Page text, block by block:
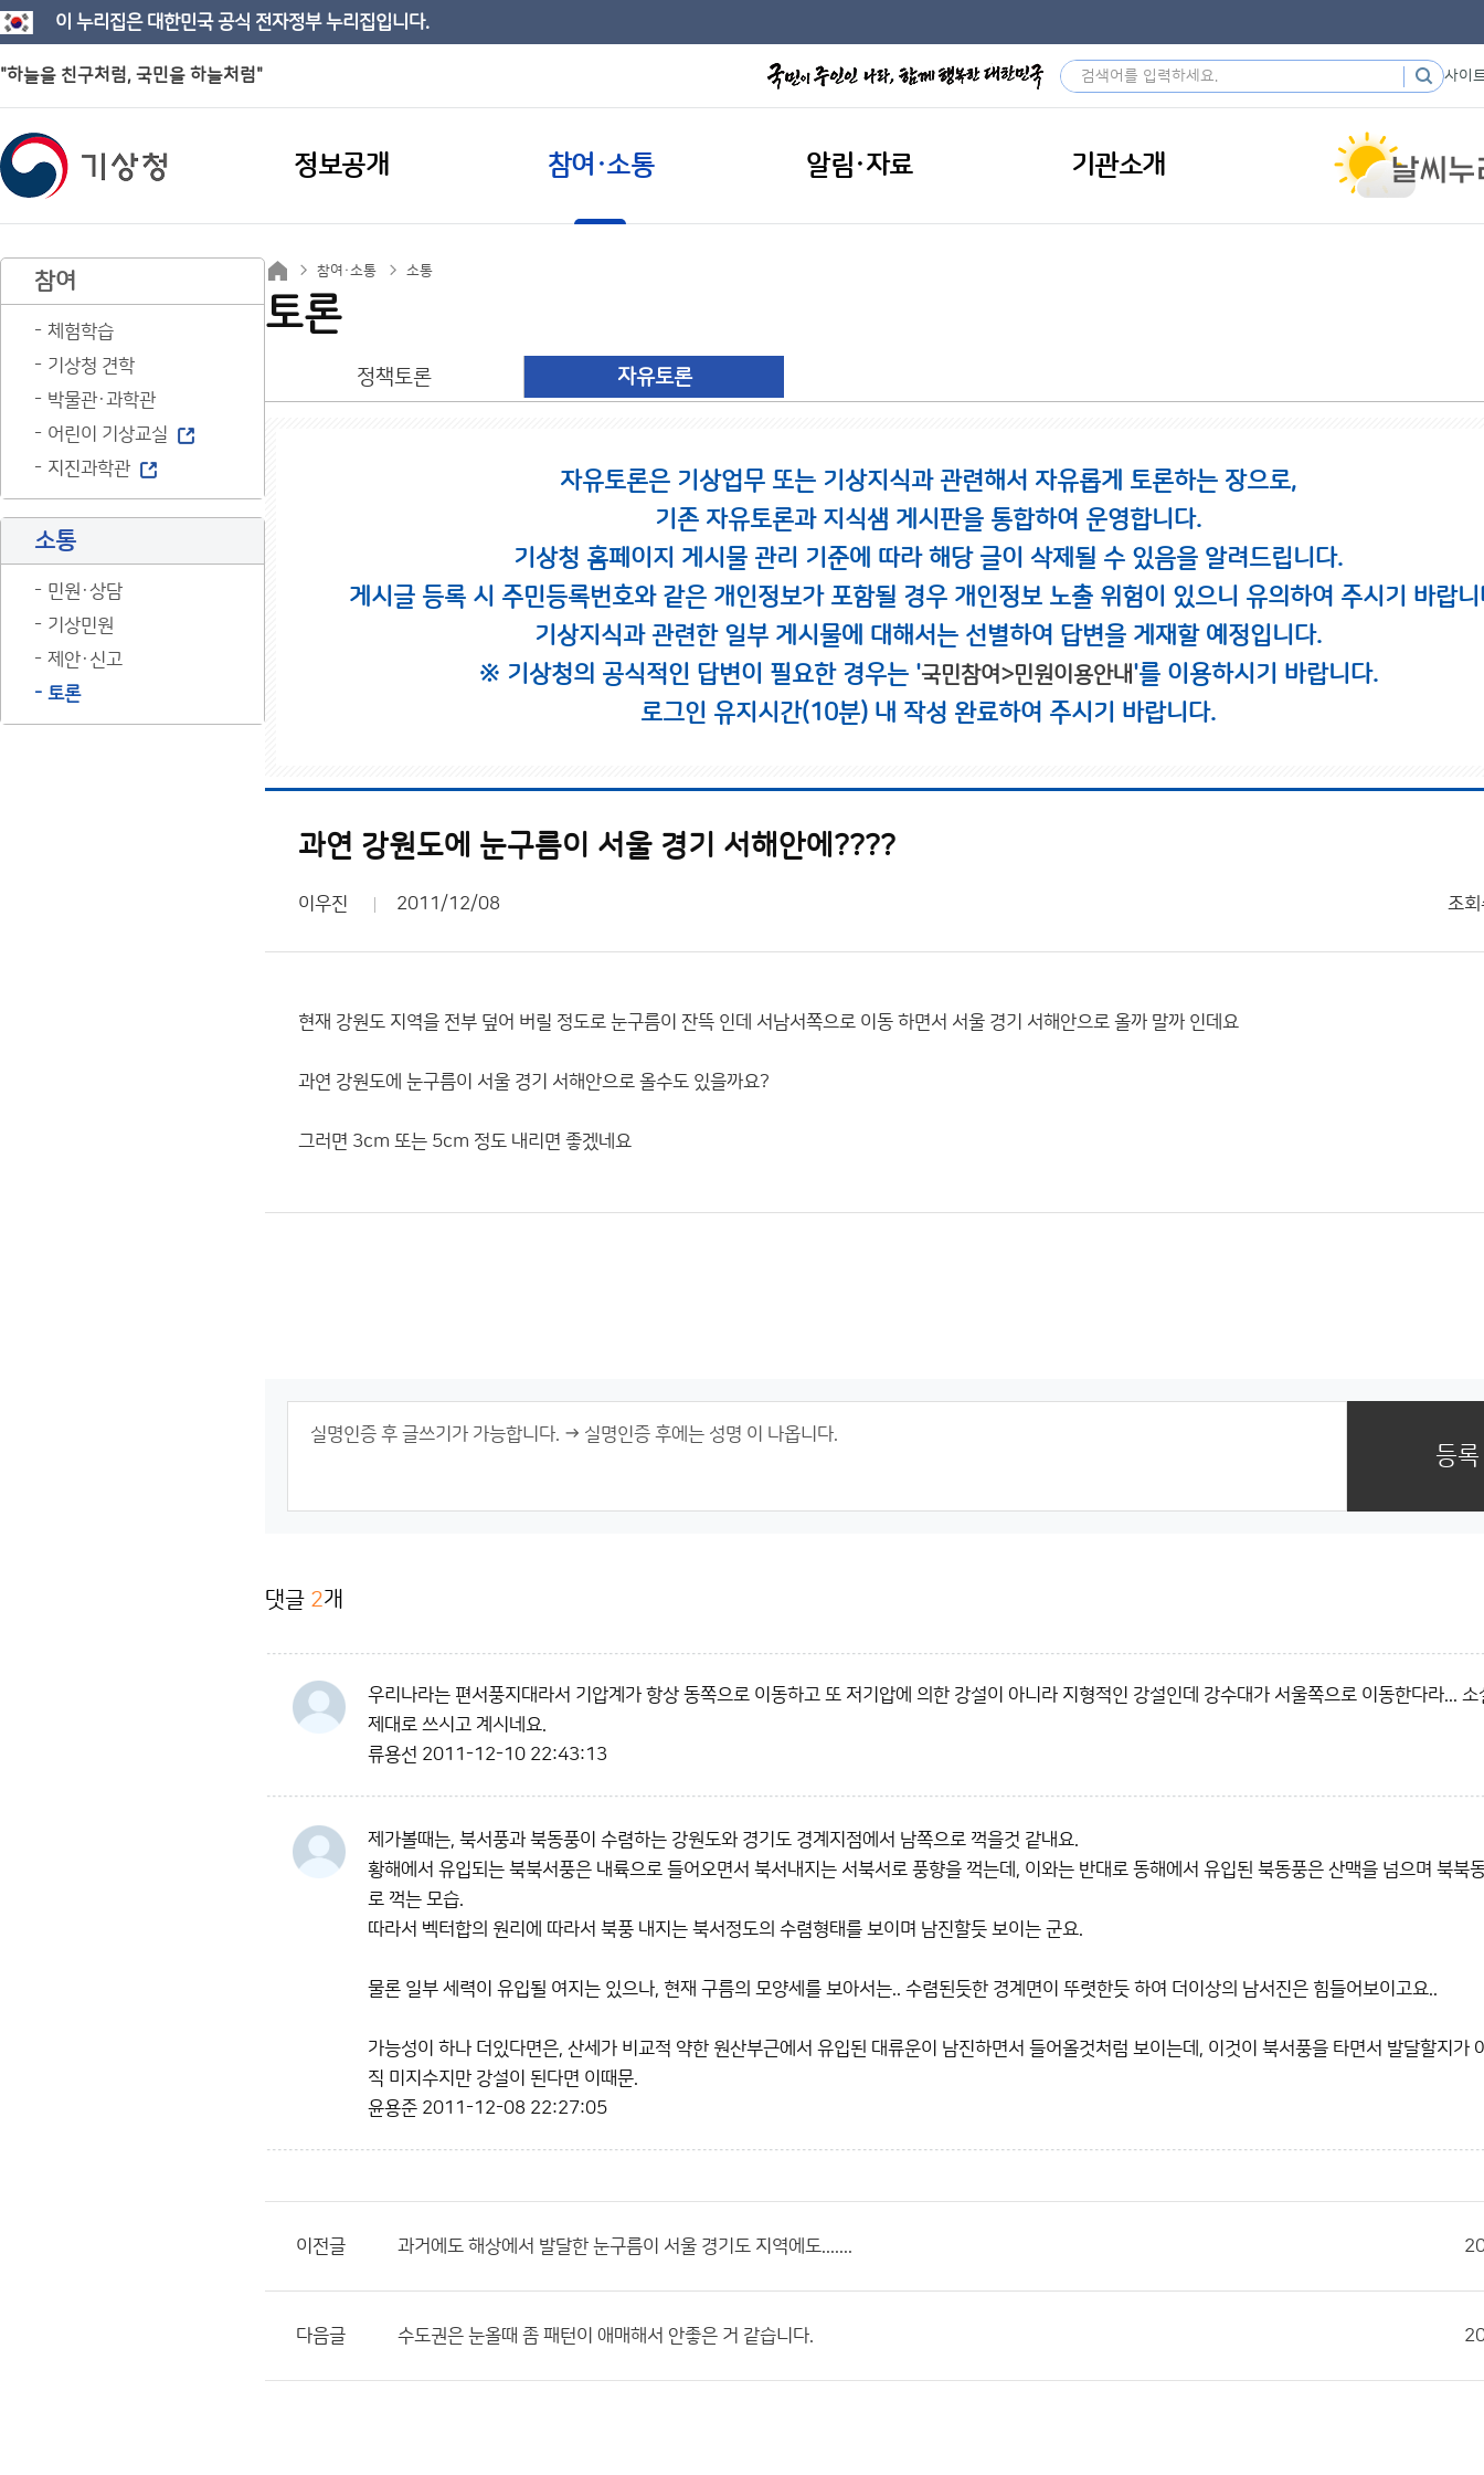
이 누리집은 대한민국 공식 전자정부 누리집입니다.
"하늘을 친구처럼, 국민을 하늘처럼" 사이
정보공개 참여·소통 알림·자료 기관소개
참여
체험학습
기상청 견학
박물관·과학관
어린이 기상교실
지진과학관
소통
민원·상담
기상민원
제안·신고
토론
참여·소통 소통
토론
정책토론 자유토론
자유토론은 기상업무 또는 기상지식과 관련해서 자유롭게 토론하는 장으로,
기존 자유토론과 지식샘 게시판을 통합하여 운영합니다.
기상청 홈페이지 게시물 관리 기준에 따라 해당 글이 삭제될 수 있음을 알려드립니다.
게시글 등록 시 주민등록번호와 같은 개인정보가 포함될 경우 개인정보 노출 위험이 있으니 유의하여 주시기 바랍니
기상지식과 관련한 일부 게시물에 대해서는 선별하여 답변을 게재할 예정입니다.
※ 기상청의 공식적인 답변이 필요한 경우는 '국민참여>민원이용안내'를 이용하시기 바랍니다.
로그인 유지시간(10분) 내 작성 완료하여 주시기 바랍니다.
과연 강원도에 눈구름이 서울 경기 서해안에????
이우진 2011/12/08 조회
현재 강원도 지역을 전부 덮어 버릴 정도로 눈구름이 잔뜩 인데 서남서쪽으로 이동 하면서 서울 경기 서해안으로 올까 말까 인데요
과연 강원도에 눈구름이 서울 경기 서해안으로 올수도 있을까요?
그러면 3cm 또는 5cm 정도 내리면 좋겠네요
등록
댓글 2개
우리나라는 편서풍지대라서 기압계가 항상 동쪽으로 이동하고 또 저기압에 의한 강설이 아니라 지형적인 강설인데 강수대가 서울쪽으로 이동한다라... 소
제대로 쓰시고 계시네요.
류용선 2011-12-10 22:43:13
제가볼때는, 북서풍과 북동풍이 수렴하는 강원도와 경기도 경계지점에서 남쪽으로 꺽을것 같내요.
황해에서 유입되는 북북서풍은 내륙으로 들어오면서 북서내지는 서북서로 풍향을 꺽는데, 이와는 반대로 동해에서 유입된 북동풍은 산맥을 넘으며 북북
로 꺽는 모습.
따라서 벡터합의 원리에 따라서 북풍 내지는 북서정도의 수렴형태를 보이며 남진할듯 보이는 군요.
물론 일부 세력이 유입될 여지는 있으나, 현재 구름의 모양세를 보아서는.. 수렴된듯한 경계면이 뚜렷한듯 하여 더이상의 남서진은 힘들어보이고요..
가능성이 하나 더있다면은, 산세가 비교적 약한 원산부근에서 유입된 대류운이 남진하면서 들어올것처럼 보이는데, 이것이 북서풍을 타면서 발달할지가
직 미지수지만 강설이 된다면 이때문.
윤용준 2011-12-08 22:27:05
이전글 과거에도 해상에서 발달한 눈구름이 서울 경기도 지역에도.......
다음글 수도권은 눈올때 좀 패턴이 애매해서 안좋은 거 같습니다.